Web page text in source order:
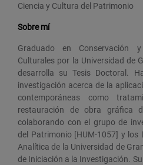
Ciencia y Cultura del Patrimonio
Sobre mí
Graduado en Conservación
Culturales por la Universidad de
desarrolla su Tesis Doctoral.
investigación acerca de la
contemporáneas como
restauración de obra gráfica
colaborando con el grupo de
del Patrimonio [HUM-1057] y los
Analítica de la Universidad de
de Iniciación a la Investigación.